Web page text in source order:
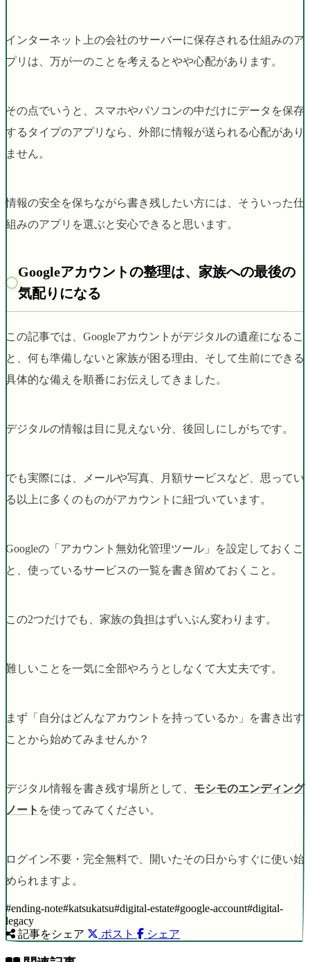
インターネット上の会社のサーバーに保存される仕組みのア
プリは、万が一のことを考えるとやや心配があります。
その点でいうと、スマホやパソコンの中だけにデータを保存
するタイプのアプリなら、外部に情報が送られる心配があり
ません。
情報の安全を保ちながら書き残したい方には、そういった仕
組みのアプリを選ぶと安心できると思います。
Googleアカウントの整理は、家族への最後の
気配りになる
この記事では、Googleアカウントがデジタルの遺産になるこ
と、何も準備しないと家族が困る理由、そして生前にできる
具体的な備えを順番にお伝えしてきました。
デジタルの情報は目に見えない分、後回しにしがちです。
でも実際には、メールや写真、月額サービスなど、思ってい
る以上に多くのものがアカウントに紐づいています。
Googleの「アカウント無効化管理ツール」を設定しておくこ
と、使っているサービスの一覧を書き留めておくこと。
この2つだけでも、家族の負担はずいぶん変わります。
難しいことを一気に全部やろうとしなくて大丈夫です。
まず「自分はどんなアカウントを持っているか」を書き出す
ことから始めてみませんか？
デジタル情報を書き残す場所として、 モシモのエンディング
ノート を使ってみてください。
ログイン不要・完全無料で、開いたその日からすぐに使い始
められますよ。
#ending-note#katsukatsu#digital-estate#google-account#digital-
legacy
記事をシェア
ポスト シェア